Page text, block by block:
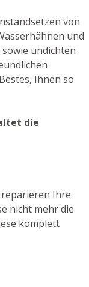
von
und
undichten
Ihnen so
die
Ihre
nicht mehr die
komplett